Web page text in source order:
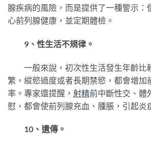
腺疾病的風險，而是提供了一種警示：
心前列腺健康，並定期體檢。
9、性生活不規律。
一般來說，初次性生活發生年齡比
繁，縱慾過度或者長期禁慾，都會增加
率。專家還提醒， 射精前中斷性交、體
慰，都會使前列腺充血、腫脹，引起炎
10、遺傳。